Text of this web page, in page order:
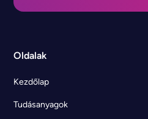
Oldalak
Kezdőlap
Tudásanyagok